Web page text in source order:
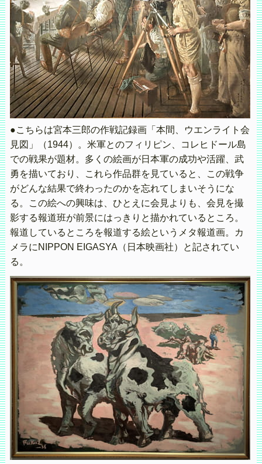
●こちらは宮本三郎の作戦記録画「本間、ウエンライト会
見図」（1944）。米軍とのフィリピン、コレヒドール島
での戦果が題材。多くの絵画が日本軍の成功や活躍、武
勇を描いており、これら作品群を見ていると、この戦争
がどんな結果で終わったのかを忘れてしまいそうにな
る。この絵への興味は、ひとえに会見よりも、会見を撮
影する報道班が前景にはっきりと描かれているところ。
報道しているところを報道する絵というメタ報道画。カ
メラにNIPPON EIGASYA（日本映画社）と記されてい
る。